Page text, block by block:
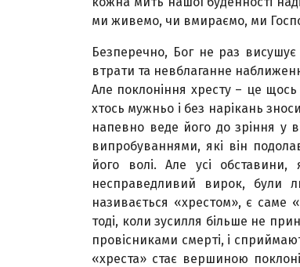
ми живемо, чи вмираємо, ми
Безперечно, Бог не раз висушує
втрати та невблаганне
Але поклоніння хресту – це
хтось мужньо і без нарікань
напевно веде його до зріння у
випробуваннями, які він
його волі. Але усі обставини,
несправедливий вирок, були
називається «хрестом», є саме
тоді, коли зусилля більше не
провісниками смерті, і
«хреста» стає вершиною